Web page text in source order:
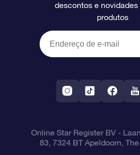
Presentes corporativos
Um Milhão de Estrelas
OSR Starsaver
Aplicativo RV Fly me to the
Política de devolução
Constelações
descontos e novidades
produtos
Online Star Register BV-
83, 7324 BT Apeldoorn,